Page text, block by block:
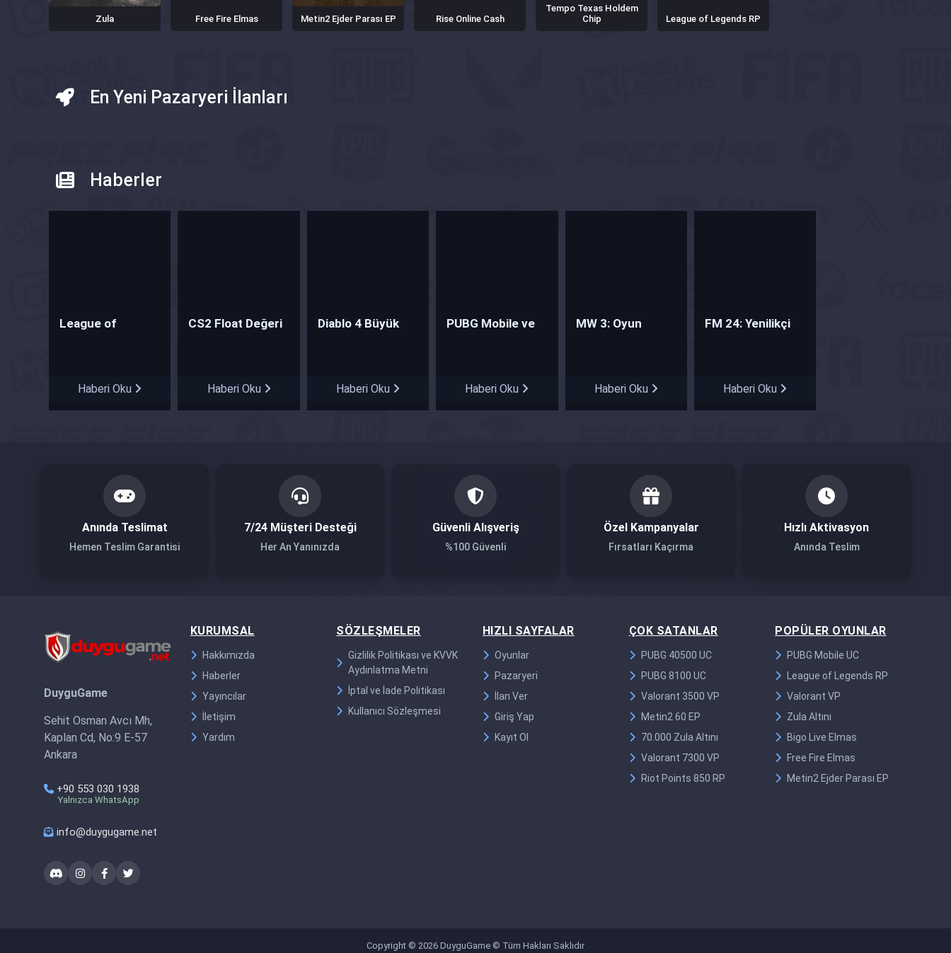
Zula Free Fire Elmas Metin2 Ejder Parası EP Rise Online Cash
Tempo Texas Holdem
Chip
League of Legends RP
En Yeni Pazaryeri İlanları
Haberler
League of
Haberi Oku
CS2 Float Değeri
Haberi Oku
Diablo 4 Büyük
Haberi Oku
PUBG Mobile ve
Haberi Oku
MW 3: Oyun
Haberi Oku
FM 24: Yenilikçi
Haberi Oku
Anında Teslimat
Hemen Teslim Garantisi
7/24 Müşteri Desteği
Her An Yanınızda
Güvenli Alışveriş
%100 Güvenli
Özel Kampanyalar
Fırsatları Kaçırma
Hızlı Aktivasyon
Anında Teslim
DuyguGame
Sehit Osman Avcı Mh,
Kaplan Cd, No:9 E-57
Ankara
+90 553 030 1938
Yalnızca WhatsApp
info@duygugame.net
KURUMSAL
Hakkımızda
Haberler
Yayıncılar
İletişim
Yardım
SÖZLEŞMELER
Gizlilik Politikası ve KVVK
Aydınlatma Metni
İptal ve İade Politikası
Kullanıcı Sözleşmesi
HIZLI SAYFALAR
Oyunlar
Pazaryeri
İlan Ver
Giriş Yap
Kayıt Ol
ÇOK SATANLAR
PUBG 40500 UC
PUBG 8100 UC
Valorant 3500 VP
Metin2 60 EP
70.000 Zula Altını
Valorant 7300 VP
Riot Points 850 RP
POPÜLER OYUNLAR
PUBG Mobile UC
League of Legends RP
Valorant VP
Zula Altını
Bigo Live Elmas
Free Fire Elmas
Metin2 Ejder Parası EP
Copyright © 2026 DuyguGame © Tüm Hakları Saklıdır